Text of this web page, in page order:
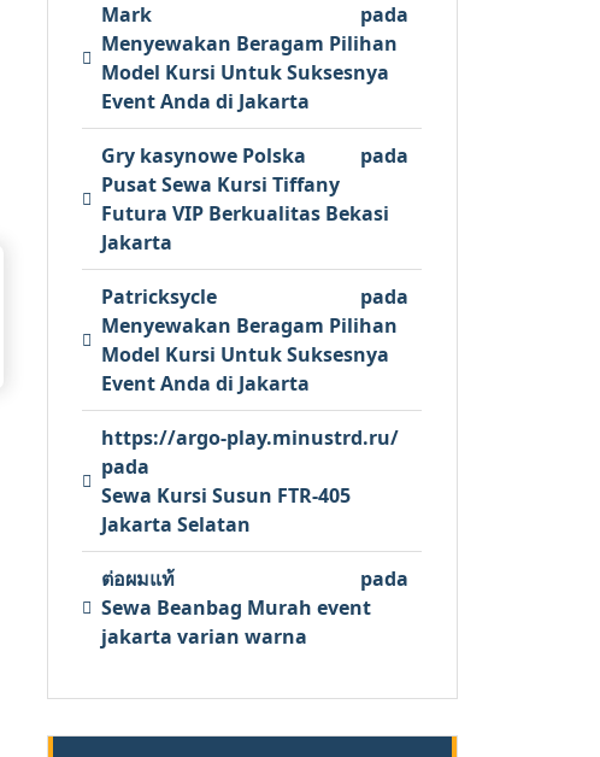
Mark
pada
Menyewakan Beragam Pilihan
Model Kursi Untuk Suksesnya
Event Anda di Jakarta
Gry kasynowe Polska
pada
Pusat Sewa Kursi Tiffany
Futura VIP Berkualitas Bekasi
Jakarta
Patricksycle
pada
Menyewakan Beragam Pilihan
Model Kursi Untuk Suksesnya
Event Anda di Jakarta
https://argo-play.minustrd.ru/
pada
Sewa Kursi Susun FTR-405
Jakarta Selatan
ต่อผมแท้
pada
Sewa Beanbag Murah event
jakarta varian warna